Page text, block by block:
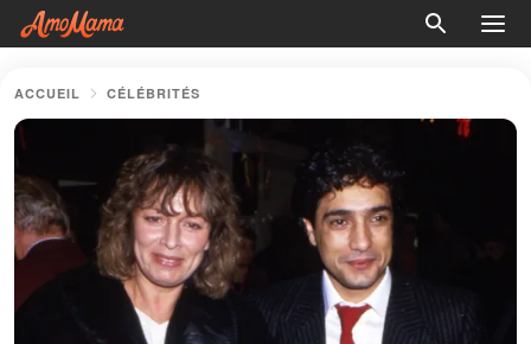
ACCUEIL CÉLÉBRITÉS